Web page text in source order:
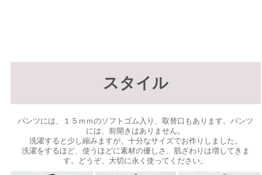
スタイル
パンツには、１５ｍｍのソフトゴム入り、取替口もあります。パンツ
には、前開きはありません。
洗濯すると少し縮みますが、十分なサイズでお作りしました。
洗濯をするほど、使うほどに素材の優しさ、肌ざわりは増してきま
す。どうぞ、大切に永く使ってください。